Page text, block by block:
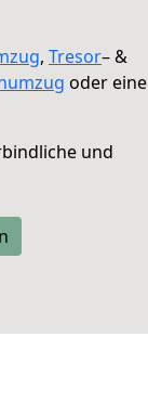
, Tresor– &
oder eine
und